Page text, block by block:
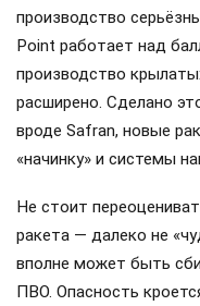
производство
Point работает над
производство
расширено. Сделано
вроде Safran, новые
«начинку» и системы
Не стоит
ракета — далеко не
вполне может быть
ПВО. Опасность